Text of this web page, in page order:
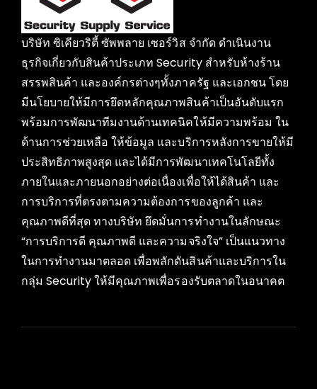
บริษัท ซิเคียวริตี้ ซัพพลาย เซอร์วิส จำกัด ดำเนินงาน
ธุรกิจเกี่ยวกับสินค้าประเภท Security สำหรับห้างร้าน
สรรพสินค้า และองค์กรต่างๆทั้งภาครัฐ และเอกชน โดย
มีนโยบายให้มีการยึดหลักคุณภาพสินค้าเป็นอันดับแรก
พร้อมการพัฒนาทีมงานด้านเทคนิคให้มีความพร้อม ใน
ด้านการช่วยเหลือ ให้ข้อมูล และบริการหลังการขายให้มี
ประสิทธิภาพสูงสุด และได้มีการพัฒนาเทคโนโลยีทั้ง
ภายในและภายนอกอย่างต่อเนื่องเพื่อให้ได้สินค้า และ
การบริการที่ตรงตามความต้องการของลูกค้า และ
คุณภาพดีที่สุด ทางบริษัท ยึดมั่นการทำงานในลักษณะ
“การบริการดี คุณภาพดี และความจริงใจ” เป็นแนวทาง
ในการทำงานมาตลอด เพื่อพลักดันสินค้าและบริการใน
กลุ่ม Security ให้มีคุณภาพเพื่อรองรับตลาดในอนาคต